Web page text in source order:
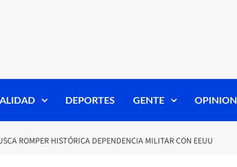
DEPORTES GENTE OPINION
ROMPER HISTÓRICA DEPENDENCIA MILITAR CON EEUU